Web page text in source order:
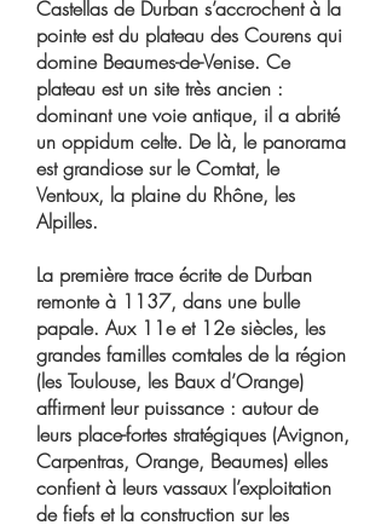
Castellas de Durban s’accrochent à la
pointe est du plateau des Courens qui
domine Beaumes-de-Venise. Ce
plateau est un site très ancien :
dominant une voie antique, il a abrité
un oppidum celte. De là, le panorama
est grandiose sur le Comtat, le
Ventoux, la plaine du Rhône, les
Alpilles.
La première trace écrite de Durban
remonte à 1137, dans une bulle
papale. Aux 11e et 12e siècles, les
grandes familles comtales de la région
(les Toulouse, les Baux d’Orange)
affirment leur puissance : autour de
leurs place-fortes stratégiques (Avignon,
Carpentras, Orange, Beaumes) elles
confient à leurs vassaux l’exploitation
de fiefs et la construction sur les